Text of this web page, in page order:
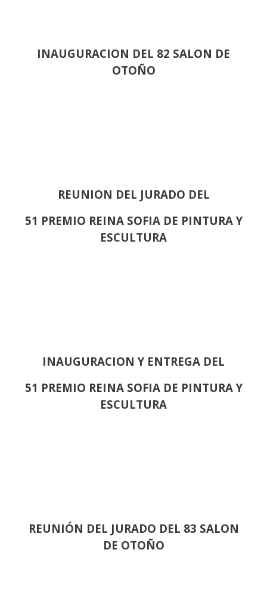
INAUGURACION DEL 82 SALON DE
OTOÑO
REUNION DEL JURADO DEL
51 PREMIO REINA SOFIA DE PINTURA Y
ESCULTURA
INAUGURACION Y ENTREGA DEL
51 PREMIO REINA SOFIA DE PINTURA Y
ESCULTURA
REUNIÓN DEL JURADO DEL 83 SALON
DE OTOÑO